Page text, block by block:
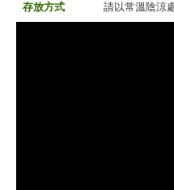
存放方式 請以常溫陰涼